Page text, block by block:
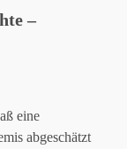
–
eine
abgeschätzt